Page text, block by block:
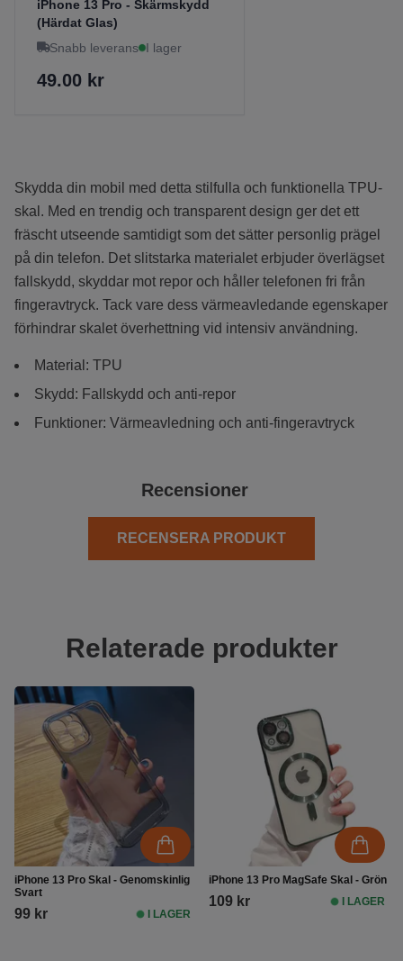
iPhone 13 Pro - Skärmskydd
(Härdat Glas)
Snabb leverans I lager
49.00 kr
Skydda din mobil med detta stilfulla och funktionella TPU-
skal. Med en trendig och transparent design ger det ett
fräscht utseende samtidigt som det sätter personlig prägel
på din telefon. Det slitstarka materialet erbjuder överlägset
fallskydd, skyddar mot repor och håller telefonen fri från
fingeravtryck. Tack vare dess värmeavledande egenskaper
förhindrar skalet överhettning vid intensiv användning.
Material: TPU
Skydd: Fallskydd och anti-repor
Funktioner: Värmeavledning och anti-fingeravtryck
Recensioner
RECENSERA PRODUKT
Relaterade produkter
iPhone 13 Pro Skal - Genomskinlig
Svart
99 kr I LAGER
iPhone 13 Pro MagSafe Skal - Grön
109 kr I LAGER